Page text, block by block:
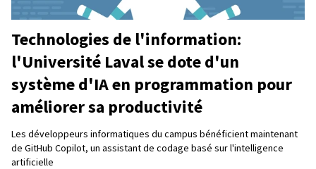
Technologies de l'information:
l'Université Laval se dote d'un
système d'IA en programmation pour
améliorer sa productivité
Les développeurs informatiques du campus bénéficient maintenant
de GitHub Copilot, un assistant de codage basé sur l'intelligence
artificielle